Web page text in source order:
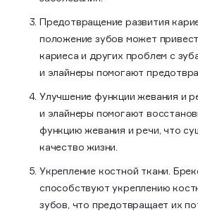
Предотвращение развития
положение зубов может
кариеса и других проблем с
и элайнеры помогают
Улучшение функции жевания и
и элайнеры помогают
функцию жевания и речи, что
качество жизни.
Укрепление костной ткани.
способствуют укреплению
зубов, что предотвращает их